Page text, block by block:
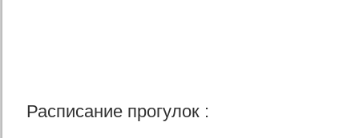
Расписание прогулок :